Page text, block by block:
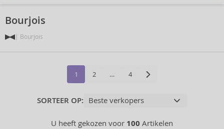
Bourjois
Bourjois
1 2 … 4
SORTEER OP:
U heeft gekozen voor 100 Artikelen